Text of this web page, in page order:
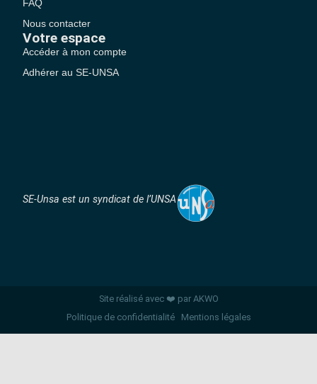
FAQ
Nous contacter
Votre espace
Accéder à mon compte
Adhérer au SE-UNSA
SE-Unsa est un syndicat de l’UNSA
Site réalisé avec ❤️ par AKWO
Politique de confidentialité
Mentions légales